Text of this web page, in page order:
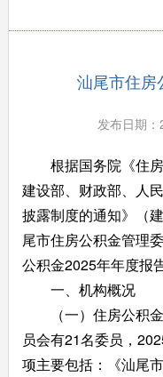
汕尾市住房
发布日期
根据国务院《住房
建设部、财政部、人
披露制度的通知》（
尾市住房公积金管理
公积金2025年年度报
一、机构概况
（一）住房公积金
员会有21名委员，
项主要包括：《汕尾